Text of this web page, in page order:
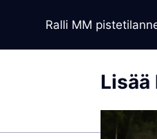
Ralli MM
Lisää